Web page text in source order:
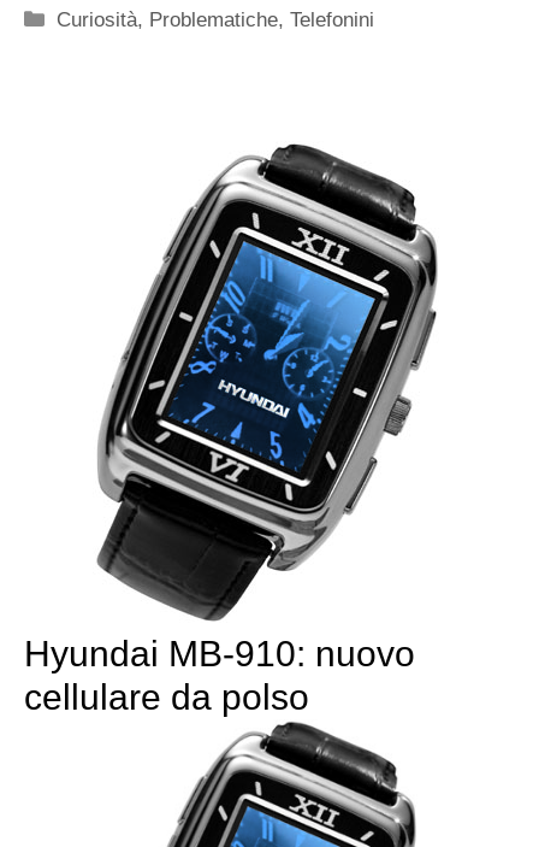
Categorie
Curiosità, Problematiche,Telefonini
Hyundai MB-910: nuovo
cellulare da polso